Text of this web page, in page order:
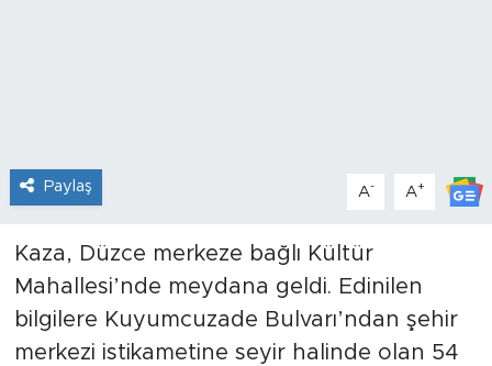
Paylaş A- A+
Kaza, Düzce merkeze bağlı Kültür
Mahallesi’nde meydana geldi. Edinilen
bilgilere Kuyumcuzade Bulvarı’ndan şehir
merkezi istikametine seyir halinde olan 54